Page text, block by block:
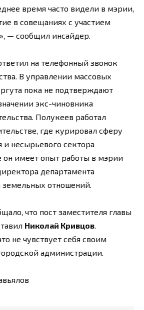
время часто видели в мэрии,
в совещаниях с участием
— сообщил инсайдер.
на телефонный звонок
В управлении массовых
пока не подтверждают
экс-чиновника
Полукеев работал
где курировал сферу
и несырьевого сектора
имеет опыт работы в мэрии
департамента
отношений.
что пост заместителя главы
Николай Кривцов.
не чувствует себя своим
администрации.